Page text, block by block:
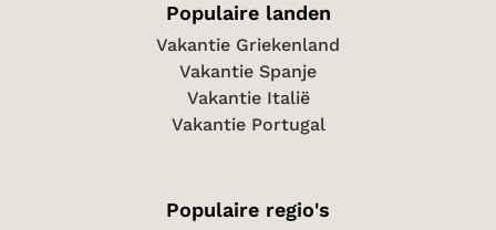
Populaire landen
Vakantie Griekenland
Vakantie Spanje
Vakantie Italië
Vakantie Portugal
Populaire regio's